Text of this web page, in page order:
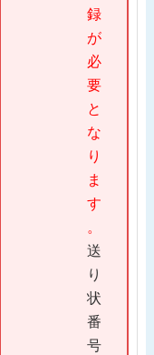
録
が
必
要
と
な
り
ま
す
。
送
り
状
番
号